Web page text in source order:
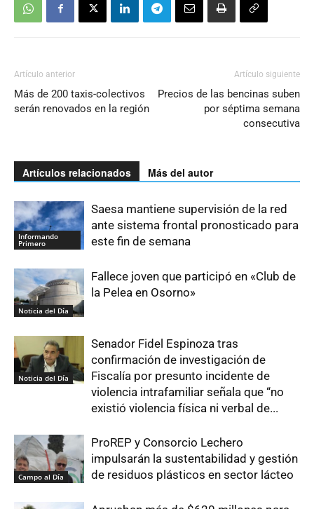
Artículo anterior
Más de 200 taxis-colectivos
serán renovados en la región
Artículo siguiente
Precios de las bencinas suben
por séptima semana
consecutiva
Artículos relacionados Más del autor
Informando
Primero
Saesa mantiene supervisión de la red
ante sistema frontal pronosticado para
este fin de semana
Noticia del Día
Fallece joven que participó en «Club de
la Pelea en Osorno»
Noticia del Día
Senador Fidel Espinoza tras
confirmación de investigación de
Fiscalía por presunto incidente de
violencia intrafamiliar señala que “no
existió violencia física ni verbal de...
Campo al Día
ProREP y Consorcio Lechero
impulsarán la sustentabilidad y gestión
de residuos plásticos en sector lácteo